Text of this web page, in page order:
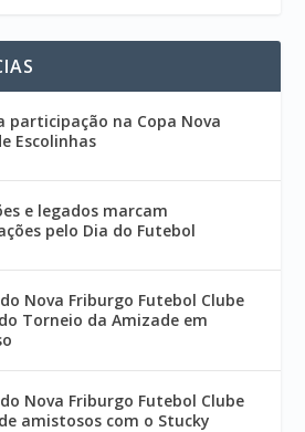
participação na Copa Nova
Escolinhas
e legados marcam
pelo Dia do Futebol
Nova Friburgo Futebol Clube
Torneio da Amizade em
Nova Friburgo Futebol Clube
amistosos com o Stucky